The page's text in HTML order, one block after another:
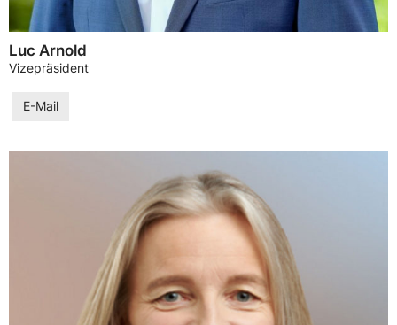
Luc Arnold
Vizepräsident
E-Mail